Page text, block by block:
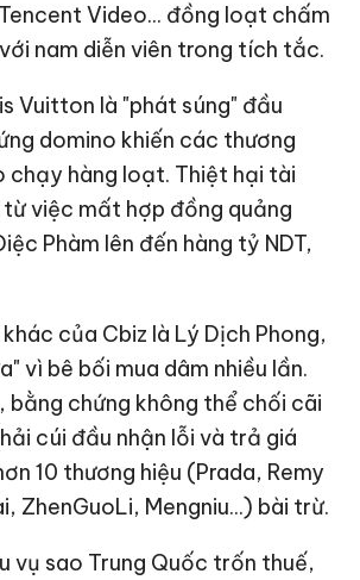
Video... đồng loạt chấm
nam diễn viên trong tích tắc.
Vuitton là "phát súng" đầu
domino khiến các thương
chạy hàng loạt. Thiệt hại tài
việc mất hợp đồng quảng
Phàm lên đến hàng tỷ NDT,
của Cbiz là Lý Dịch Phong,
vì bê bối mua dâm nhiều lần.
bằng chứng không thể chối cãi
cúi đầu nhận lỗi và trả giá
10 thương hiệu (Prada, Remy
ZhenGuoLi, Mengniu...) bài trừ.
vụ sao Trung Quốc trốn thuế,